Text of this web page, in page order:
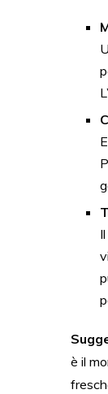
è il